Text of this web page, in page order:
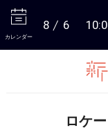
カレンダー
8 6
ロケ